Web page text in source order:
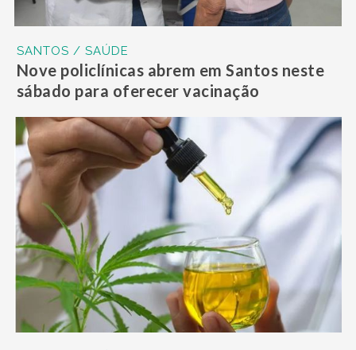
SANTOS / SAÚDE
Nove policlínicas abrem em Santos neste
sábado para oferecer vacinação